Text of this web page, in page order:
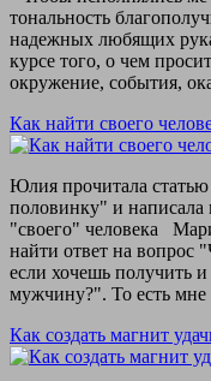
тональность
надежных любящих
курсе того, о чем
окружение, события,
Как найти своего
Юлия прочитала
половинку" и
"своего" человека
найти ответ на вопрос
если хочешь получить
мужчину?". То есть мне
Как создать магнит